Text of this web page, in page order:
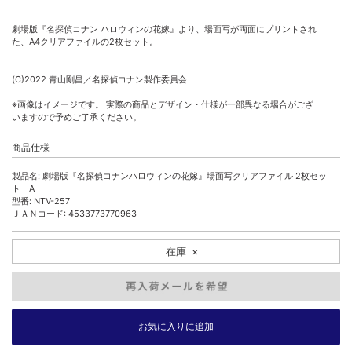
劇場版『名探偵コナン ハロウィンの花嫁』より、場面写が両面にプリントされ
た、A4クリアファイルの2枚セット。
(C)2022 青山剛昌／名探偵コナン製作委員会
※画像はイメージです。 実際の商品とデザイン・仕様が一部異なる場合がござ
いますので予めご了承ください。
商品仕様
製品名: 劇場版『名探偵コナンハロウィンの花嫁』場面写クリアファイル 2枚セッ
ト A
型番: NTV-257
ＪＡＮコード: 4533773770963
在庫 ×